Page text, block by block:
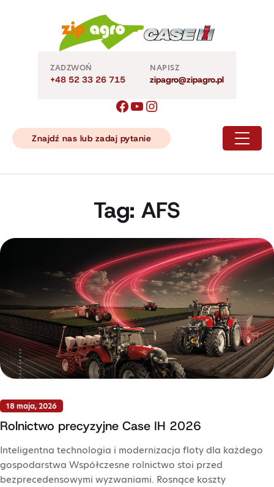
ZADZWOŃ
+48 52 33 26 715
NAPISZ
zipagro@zipagro.pl
Znajdź nas lub zadaj pytanie
Tag: AFS
18 maja, 2026
Rolnictwo precyzyjne Case IH 2026
Inteligentna technologia i modernizacja floty dla każdego
gospodarstwa Współczesne rolnictwo stoi przed
bezprecedensowymi wyzwaniami. Rosnące koszty